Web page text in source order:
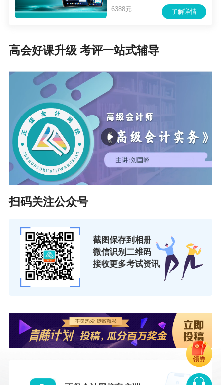
了解详情
6388元
高会好课升级 考评一站式辅导
扫码关注公众号
截图保存到相册
微信识别二维码
接收更多考试资讯
领券